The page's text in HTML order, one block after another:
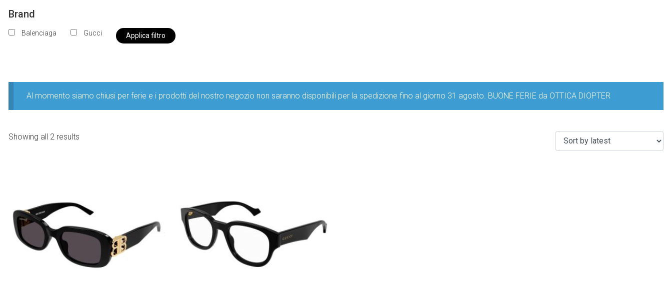
Brand
Balenciaga Gucci Applica filtro
Al momento siamo chiusi per ferie e i prodotti del nostro negozio non saranno disponibili per la spedizione fino al giorno 31 agosto. BUONE FERIE da OTTICA DIOPTER
Showing all 2 results